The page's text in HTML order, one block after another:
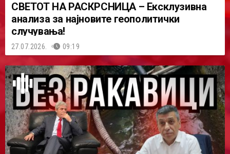
СВЕТОТ НА РАСКРСНИЦА – Ексклузивна
анализа за најновите геополитички
случувања!
27.07.2026. 09:19